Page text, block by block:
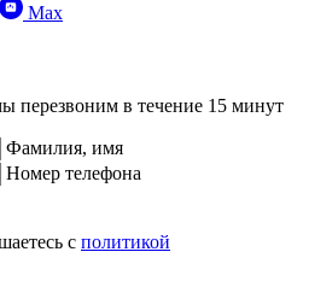
Max
перезвоним в течение 15 минут
Фамилия, имя
Номер телефона
с политикой